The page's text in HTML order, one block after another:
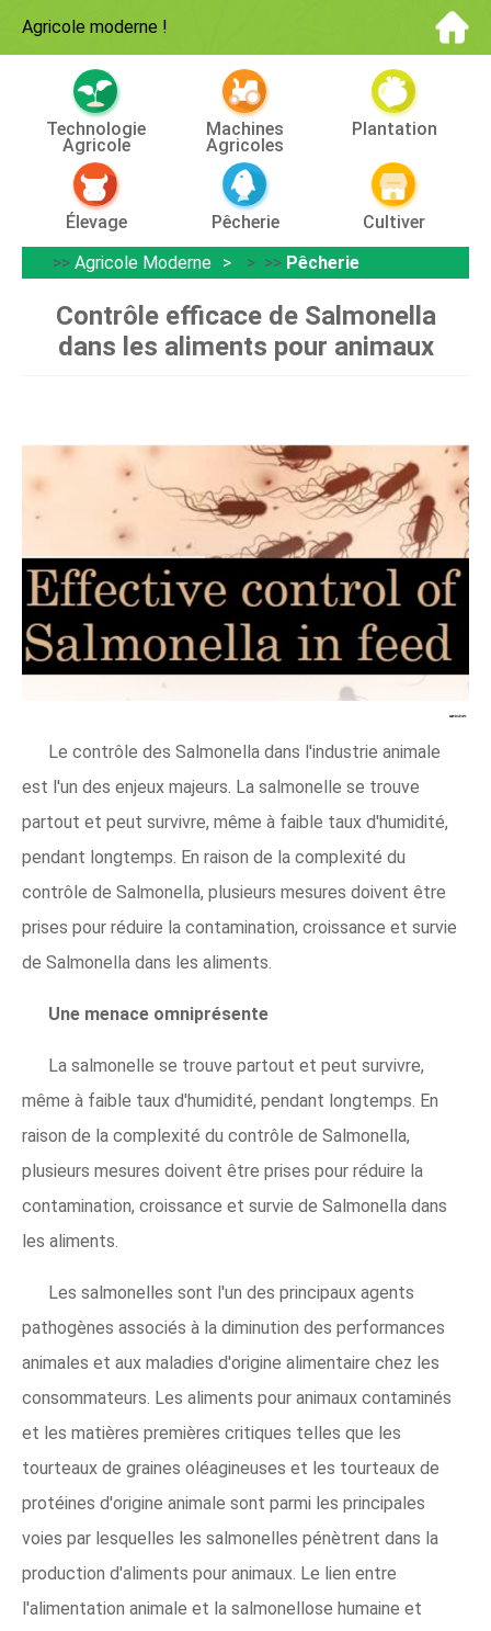
Agricole moderne !
Technologie
Agricole
Machines
Agricoles
Plantation
Élevage Pêcherie
Cultiver
>> Agricole Moderne > >> Pêcherie
Contrôle efficace de Salmonella
dans les aliments pour animaux
Le contrôle des Salmonella dans l'industrie animale
est l'un des enjeux majeurs. La salmonelle se trouve
partout et peut survivre, même à faible taux d'humidité,
pendant longtemps. En raison de la complexité du
contrôle de Salmonella, plusieurs mesures doivent être
prises pour réduire la contamination, croissance et survie
de Salmonella dans les aliments.
Une menace omniprésente
La salmonelle se trouve partout et peut survivre,
même à faible taux d'humidité, pendant longtemps. En
raison de la complexité du contrôle de Salmonella,
plusieurs mesures doivent être prises pour réduire la
contamination, croissance et survie de Salmonella dans
les aliments.
Les salmonelles sont l'un des principaux agents
pathogènes associés à la diminution des performances
animales et aux maladies d'origine alimentaire chez les
consommateurs. Les aliments pour animaux contaminés
et les matières premières critiques telles que les
tourteaux de graines oléagineuses et les tourteaux de
protéines d'origine animale sont parmi les principales
voies par lesquelles les salmonelles pénètrent dans la
production d'aliments pour animaux. Le lien entre
l'alimentation animale et la salmonellose humaine et